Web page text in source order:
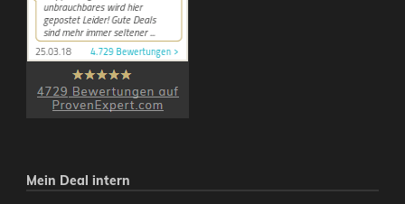
Mein Deal intern